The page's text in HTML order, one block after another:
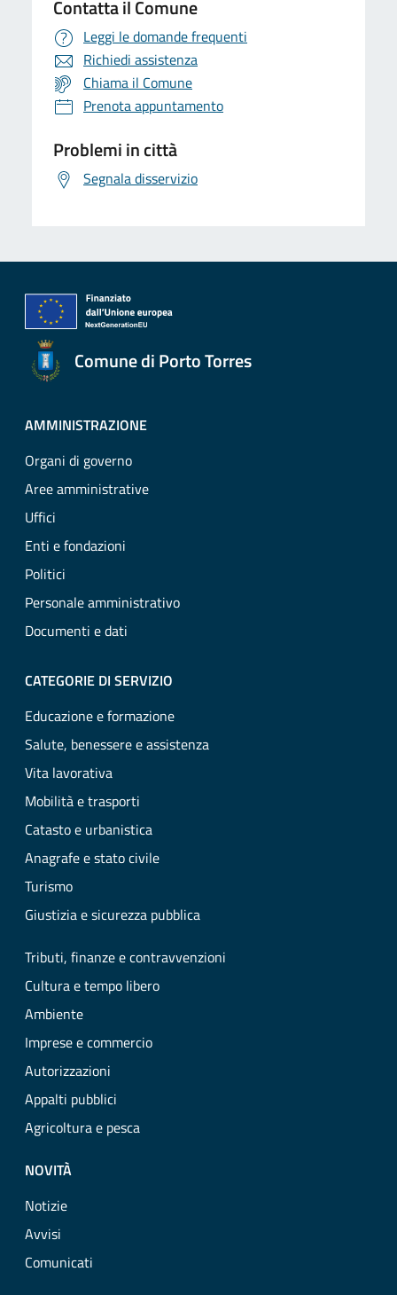
Contatta il Comune
Leggi le domande frequenti
Richiedi assistenza
Chiama il Comune
Prenota appuntamento
Problemi in città
Segnala disservizio
Comune di Porto Torres
AMMINISTRAZIONE
Organi di governo
Aree amministrative
Uffici
Enti e fondazioni
Politici
Personale amministrativo
Documenti e dati
CATEGORIE DI SERVIZIO
Educazione e formazione
Salute, benessere e assistenza
Vita lavorativa
Mobilità e trasporti
Catasto e urbanistica
Anagrafe e stato civile
Turismo
Giustizia e sicurezza pubblica
Tributi, finanze e contravvenzioni
Cultura e tempo libero
Ambiente
Imprese e commercio
Autorizzazioni
Appalti pubblici
Agricoltura e pesca
NOVITÀ
Notizie
Avvisi
Comunicati